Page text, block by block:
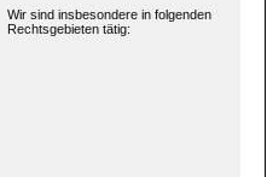
Wir sind insbesondere in folgenden
Rechtsgebieten tätig: